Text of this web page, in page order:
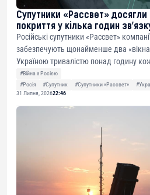
Супутники «Рассвет» досягли
покриття у кілька годин
Російські супутники «Рассвет»
забезпечують щонайменше два «вікна
Україною тривалістю понад годину
#Війна з Росією
#Росія
#Супутник #Супутники «Рассвет»
31 Липня, 202622:46